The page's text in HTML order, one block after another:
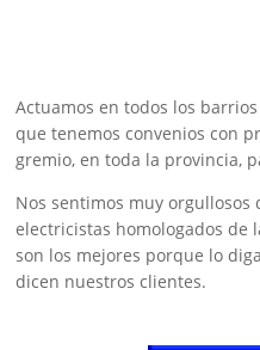
Actuamos en todos los
que tenemos convenios con
gremio, en toda la provincia,
Nos sentimos muy orgullosos
electricistas homologados de
son los mejores porque lo
dicen nuestros clientes.